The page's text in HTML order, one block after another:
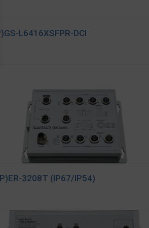
L6416XSFPR-DCI
3208T (IP67/IP54)